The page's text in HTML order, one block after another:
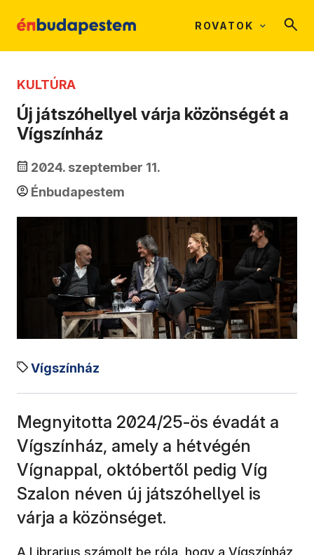
ROVATOK
KULTÚRA
Új játszóhellyel várja közönségét a
Vígszínház
2024. szeptember 11.
Énbudapestem
Vígszínház
Megnyitotta 2024/25-ös évadát a
Vígszínház, amely a hétvégén
Vígnappal, októbertől pedig Víg
Szalon néven új játszóhellyel is
várja a közönséget.
A Librarius számolt be róla, hogy a Vígszínház